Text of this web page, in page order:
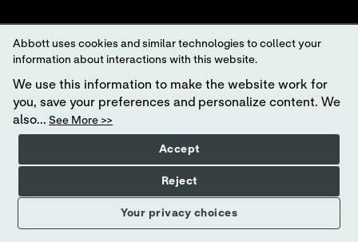
Abbott uses cookies and similar technologies to collect your
information about interactions with this website.
We use this information to make the website work for
you, save your preferences and personalize content. We
also... See More >>
Your privacy choices
Accept
Reject